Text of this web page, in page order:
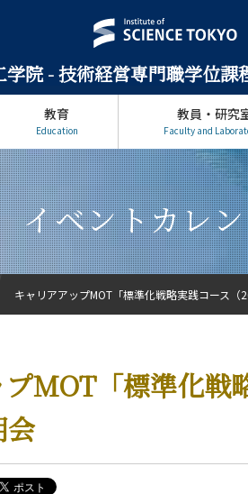
学院 -技術経営専門職学位課
教育
Education
教員・研究
Faculty and
イベントカレ
MOT「標準化戦
会
キャリアアップMOT「標準化戦略実践コース（
ついて